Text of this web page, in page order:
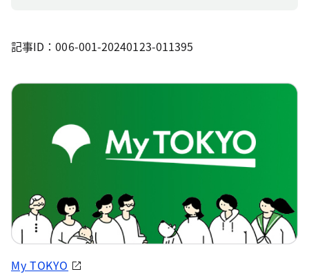
記事ID：006-001-20240123-011395
My TOKYO